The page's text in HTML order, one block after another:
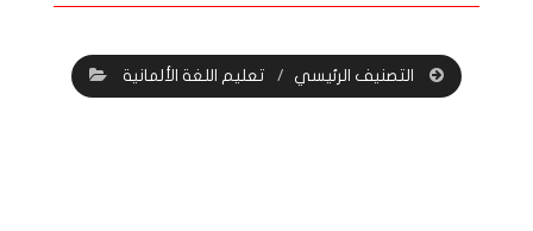
التصنيف الرئيسي تعليم اللغة الألمانية